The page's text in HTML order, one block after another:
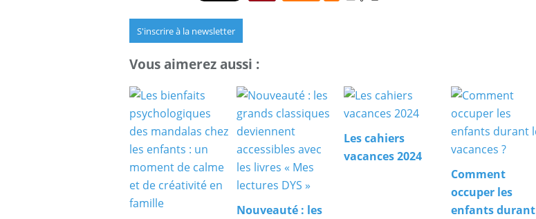
S'inscrire à la newsletter
Vous aimerez aussi :
Nouveauté : les
Les cahiers
vacances 2024
Comment
occuper les
enfants durant